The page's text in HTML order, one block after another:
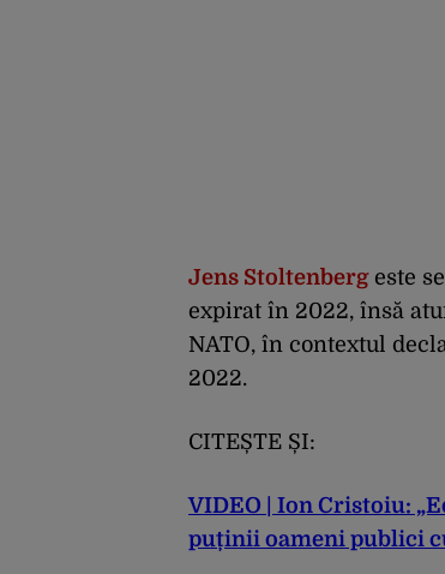
Jens Stoltenbergeste
expirat în 2022, însă
NATO, în contextul
2022.
CITEȘTE ȘI:
VIDEO | Ion Cristoiu:
puținii oameni publici